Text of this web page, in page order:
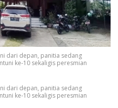
dari depan, panitia sedang
ke-10 sekaligis peresmian
dari depan, panitia sedang
ke-10 sekaligis peresmian